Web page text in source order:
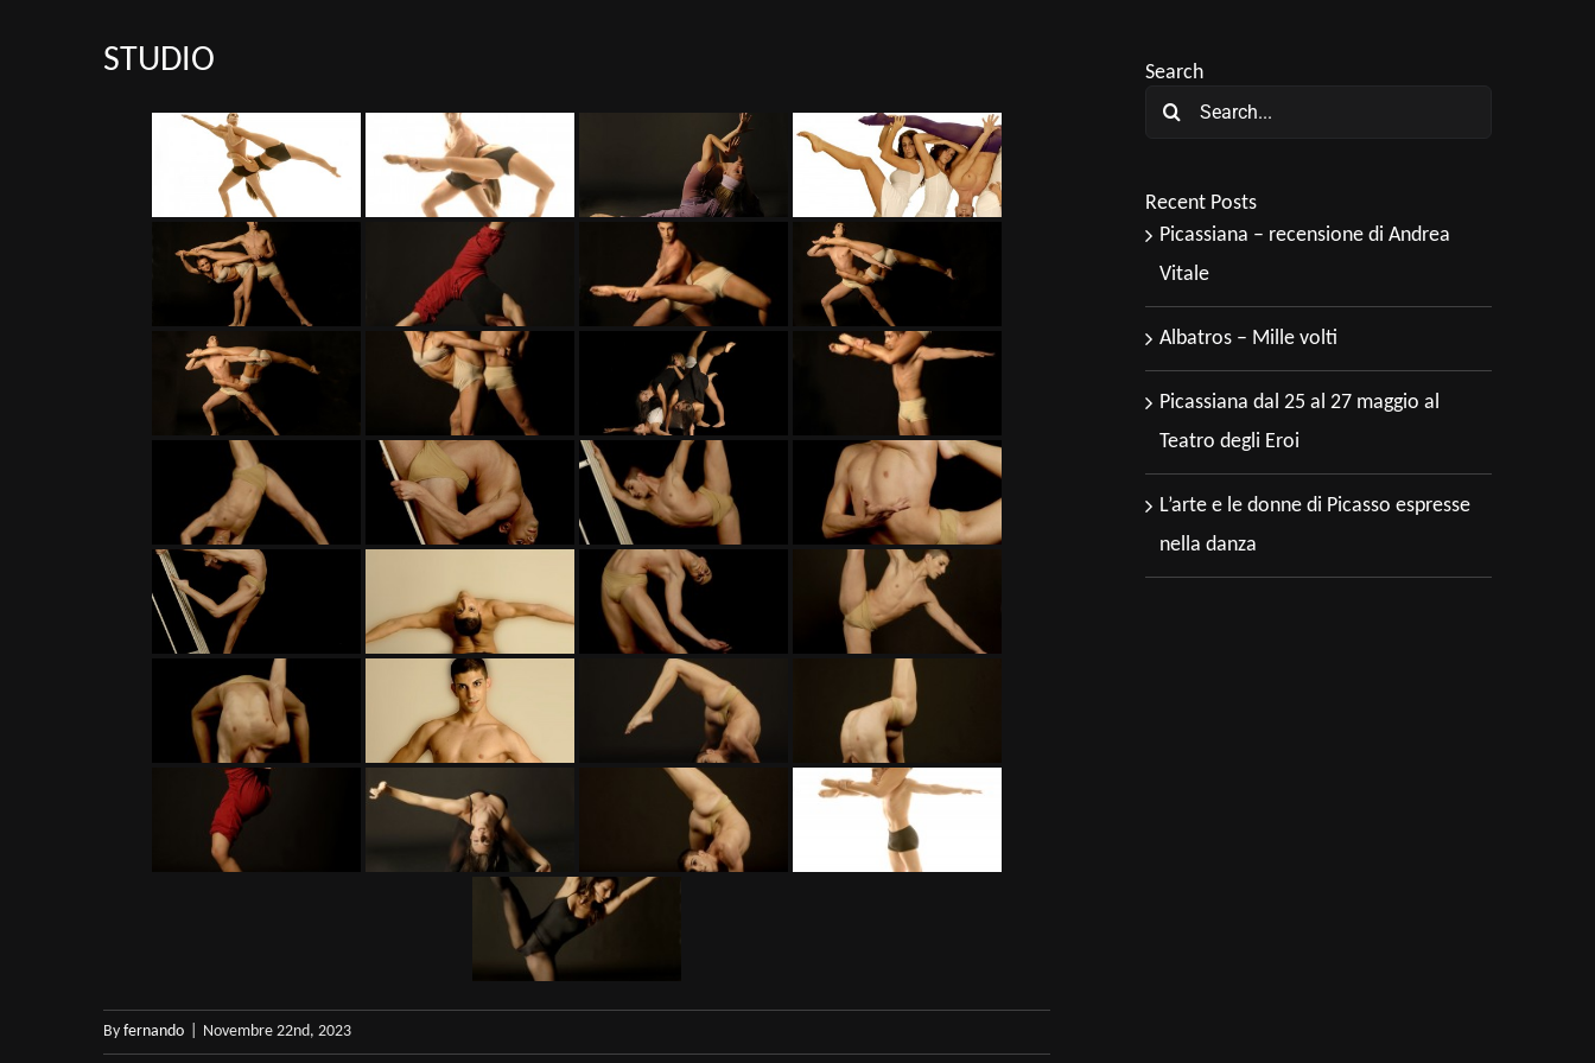
STUDIO
By fernando Novembre 22nd, 2023
Search
Search
Recent Posts
Picassiana – recensione di Andrea
Vitale
Albatros – Mille volti
Picassiana dal 25 al 27 maggio al
Teatro degli Eroi
L’arte e le donne di Picasso espresse
nella danza